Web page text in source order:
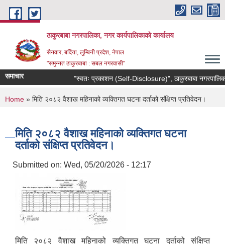
Skip to main content
ठाकुरबाबा नगरपालिका, नगर कार्यपालिकाकाे कार्यालय
सैनवार, बर्दिया, लुम्बिनी प्रदेश, नेपाल
"समुन्‍नत ठाकुरबाबा : सबल नगरवासी"
समाचार "स्वतः प्रकाशन (Self-Disclosure)", ठाकुरबाबा
You are here
Home » मिति २०८२ वैशाख महिनाको व्यक्तिगत घटना दर्ताको संक्षिप्त प्रतिवेदन।
मिति २०८२ वैशाख महिनाको व्यक्तिगत घटना
दर्ताको संक्षिप्त प्रतिवेदन।
Submitted on: Wed, 05/20/2026 - 12:17
मिति २०८२ वैशाख महिनाको व्यक्तिगत घटना दर्ताको संक्षिप्त